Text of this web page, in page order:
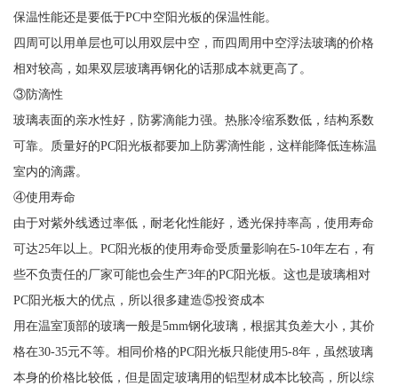
保温性能还是要低于PC中空阳光板的保温性能。
四周可以用单层也可以用双层中空，而四周用中空浮法玻璃的价格
相对较高，如果双层玻璃再钢化的话那成本就更高了。
③防滴性
玻璃表面的亲水性好，防雾滴能力强。热胀冷缩系数低，结构系数
可靠。质量好的PC阳光板都要加上防雾滴性能，这样能降低连栋温
室内的滴露。
④使用寿命
由于对紫外线透过率低，耐老化性能好，透光保持率高，使用寿命
可达25年以上。PC阳光板的使用寿命受质量影响在5-10年左右，有
些不负责任的厂家可能也会生产3年的PC阳光板。这也是玻璃相对
PC阳光板大的优点，所以很多建造⑤投资成本
用在温室顶部的玻璃一般是5mm钢化玻璃，根据其负差大小，其价
格在30-35元不等。相同价格的PC阳光板只能使用5-8年，虽然玻璃
本身的价格比较低，但是固定玻璃用的铝型材成本比较高，所以综